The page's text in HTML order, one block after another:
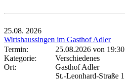
25.08. 2026
Wirtshaussingen im Gasthof Adler
Termin:
25.08.2026 von 19:30
Kategorie:
Verschiedenes
Ort:
Gasthof Adler
St.-Leonhard-Straße 1